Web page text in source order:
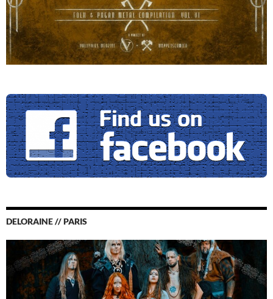
DELORAINE // PARIS